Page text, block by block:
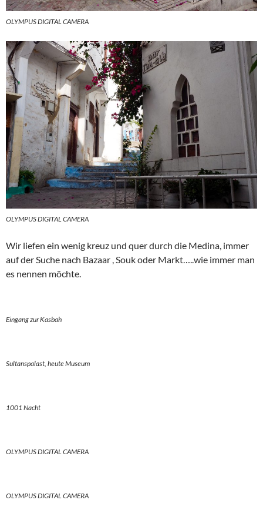
OLYMPUS DIGITAL CAMERA
OLYMPUS DIGITAL CAMERA
Wir liefen ein wenig kreuz und quer durch die Medina, immer
auf der Suche nach Bazaar , Souk oder Markt…..wie immer man
es nennen möchte.
Eingang zur Kasbah
Sultanspalast, heute Museum
1001 Nacht
OLYMPUS DIGITAL CAMERA
OLYMPUS DIGITAL CAMERA